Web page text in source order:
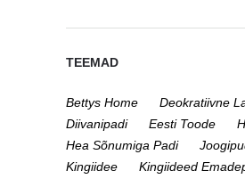
TEEMAD
Bettys Home
Deokratiivne
Diivanipadi
Eesti Toode
Hea Sõnumiga Padi
Kingiidee
Kingiideed